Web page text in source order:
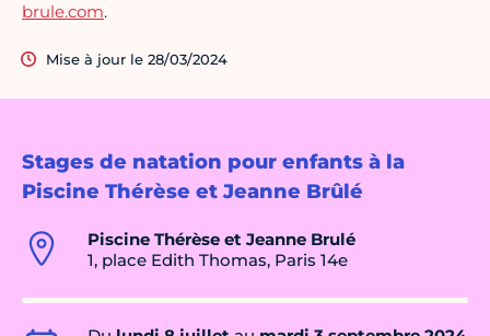
Stages de natation pour enfants à la
Piscine Thérèse et Jeanne Brûlé
Piscine Thérèse et Jeanne Brulé
1, place Edith Thomas, Paris 14e
brule.com.
Mise à jour le 28/03/2024